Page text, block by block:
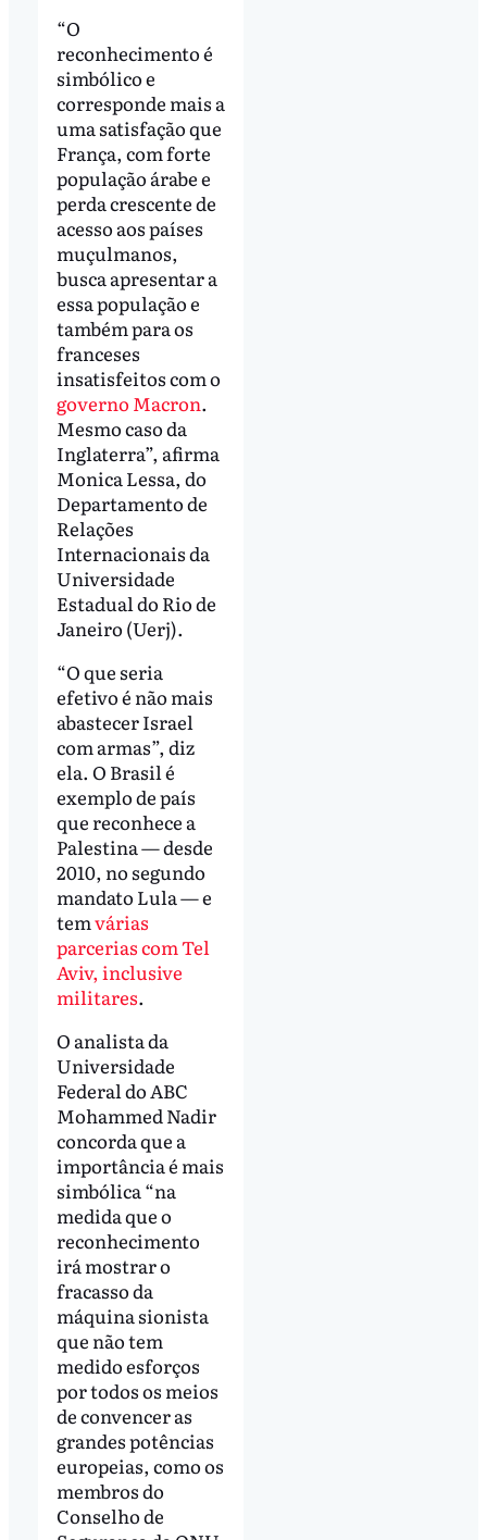
“O
reconhecimento é
simbólico e
corresponde mais a
uma satisfação que
França, com forte
população árabe e
perda crescente de
acesso aos países
muçulmanos,
busca apresentar a
essa população e
também para os
franceses
insatisfeitos com o
governo Macron.
Mesmo caso da
Inglaterra”, afirma
Monica Lessa, do
Departamento de
Relações
Internacionais da
Universidade
Estadual do Rio de
Janeiro (Uerj).
“O que seria
efetivo é não mais
abastecer Israel
com armas”, diz
ela. O Brasil é
exemplo de país
que reconhece a
Palestina — desde
2010, no segundo
mandato Lula — e
temvárias
parcerias com Tel
Aviv, inclusive
militares.
O analista da
Universidade
Federal do ABC
Mohammed Nadir
concorda que a
importância é mais
simbólica “na
medida que o
reconhecimento
irá mostrar o
fracasso da
máquina sionista
que não tem
medido esforços
por todos os meios
de convencer as
grandes potências
europeias, como os
membros do
Conselho de